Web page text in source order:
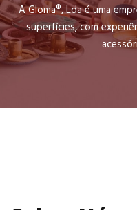
A Gloma®, Lda é uma
superfícies, com